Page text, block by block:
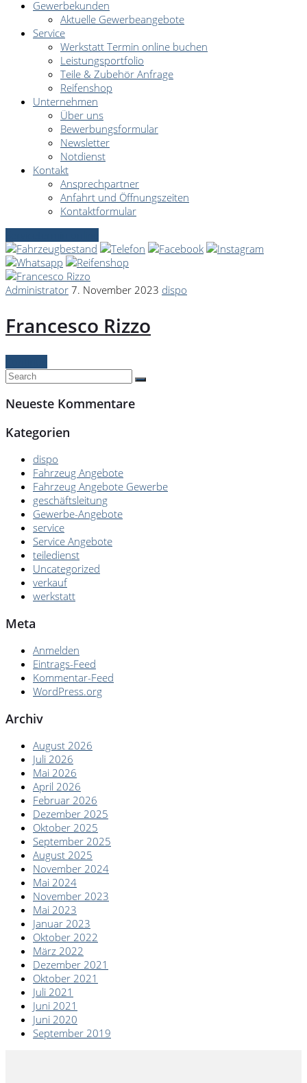
Gewerbekunden
Aktuelle Gewerbeangebote
Service
Werkstatt Termin online buchen
Leistungsportfolio
Teile & Zubehör Anfrage
Reifenshop
Unternehmen
Über uns
Bewerbungsformular
Newsletter
Notdienst
Kontakt
Ansprechpartner
Anfahrt und Öffnungszeiten
Kontaktformular
Administrator 7. November 2023 dispo
Francesco Rizzo
Neueste Kommentare
Kategorien
dispo
Fahrzeug Angebote
Fahrzeug Angebote Gewerbe
geschäftsleitung
Gewerbe-Angebote
service
Service Angebote
teiledienst
Uncategorized
verkauf
werkstatt
Meta
Anmelden
Eintrags-Feed
Kommentar-Feed
WordPress.org
Archiv
August 2026
Juli 2026
Mai 2026
April 2026
Februar 2026
Dezember 2025
Oktober 2025
September 2025
August 2025
November 2024
Mai 2024
November 2023
Mai 2023
Januar 2023
Oktober 2022
März 2022
Dezember 2021
Oktober 2021
Juli 2021
Juni 2021
Juni 2020
September 2019